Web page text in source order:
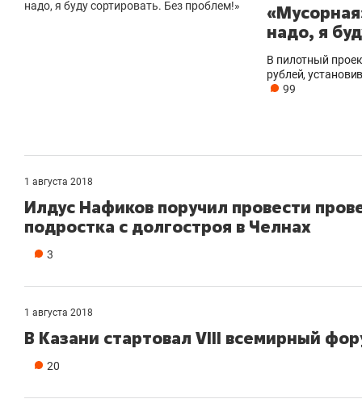
надо, я
В пилотный
рублей,
99
1 августа 2018
Илдус Нафиков поручил провести
подростка с долгостроя в Челнах
3
1 августа 2018
В Казани стартовал VIII всемирный
20